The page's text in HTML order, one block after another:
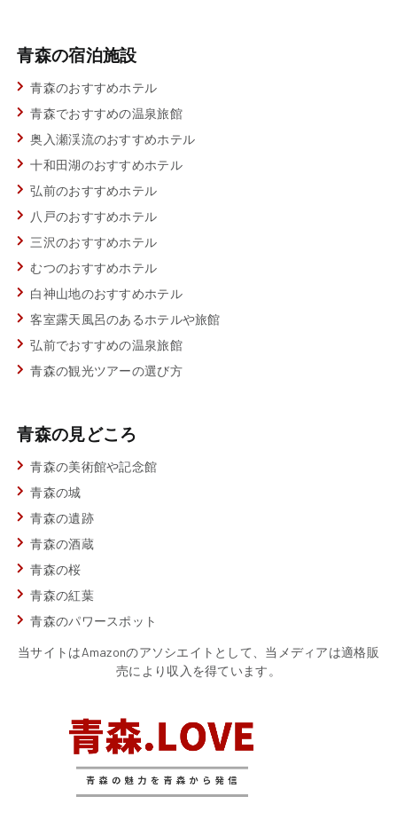
青森の宿泊施設
青森のおすすめホテル
青森でおすすめの温泉旅館
奥入瀬渓流のおすすめホテル
十和田湖のおすすめホテル
弘前のおすすめホテル
八戸のおすすめホテル
三沢のおすすめホテル
むつのおすすめホテル
白神山地のおすすめホテル
客室露天風呂のあるホテルや旅館
弘前でおすすめの温泉旅館
青森の観光ツアーの選び方
青森の見どころ
青森の美術館や記念館
青森の城
青森の遺跡
青森の酒蔵
青森の桜
青森の紅葉
青森のパワースポット
当サイトはAmazonのアソシエイトとして、当メディアは適格販
売により収入を得ています。